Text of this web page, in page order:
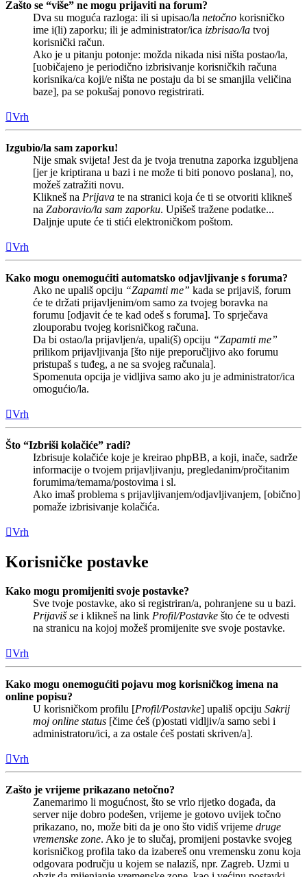
Zašto se “više” ne mogu prijaviti na forum?
Dva su moguća razloga: ili si upisao/la netočno korisničko
ime i(li) zaporku; ili je administrator/ica izbrisao/la tvoj
korisnički račun.
Ako je u pitanju potonje: možda nikada nisi ništa postao/la,
[uobičajeno je periodično izbrisivanje korisničkih računa
korisnika/ca koji/e ništa ne postaju da bi se smanjila veličina
baze], pa se pokušaj ponovo registrirati.
Vrh
Izgubio/la sam zaporku!
Nije smak svijeta! Jest da je tvoja trenutna zaporka izgubljena
[jer je kriptirana u bazi i ne može ti biti ponovo poslana], no,
možeš zatražiti novu.
Klikneš na Prijava te na stranici koja će ti se otvoriti klikneš
na Zaboravio/la sam zaporku. Upišeš tražene podatke...
Daljnje upute će ti stići elektroničkom poštom.
Vrh
Kako mogu onemogućiti automatsko odjavljivanje s foruma?
Ako ne upališ opciju “Zapamti me” kada se prijaviš, forum
će te držati prijavljenim/om samo za tvojeg boravka na
forumu [odjavit će te kad odeš s foruma]. To sprječava
zlouporabu tvojeg korisničkog računa.
Da bi ostao/la prijavljen/a, upali(š) opciju “Zapamti me”
prilikom prijavljivanja [što nije preporučljivo ako forumu
pristupaš s tuđeg, a ne sa svojeg računala].
Spomenuta opcija je vidljiva samo ako ju je administrator/ica
omogućio/la.
Vrh
Što “Izbriši kolačiće” radi?
Izbrisuje kolačiće koje je kreirao phpBB, a koji, inače, sadrže
informacije o tvojem prijavljivanju, pregledanim/pročitanim
forumima/temama/postovima i sl.
Ako imaš problema s prijavljivanjem/odjavljivanjem, [obično]
pomaže izbrisivanje kolačića.
Vrh
Korisničke postavke
Kako mogu promijeniti svoje postavke?
Sve tvoje postavke, ako si registriran/a, pohranjene su u bazi.
Prijaviš se i klikneš na link Profil/Postavke što će te odvesti
na stranicu na kojoj možeš promijenite sve svoje postavke.
Vrh
Kako mogu onemogućiti pojavu mog korisničkog imena na
online popisu?
U korisničkom profilu [Profil/Postavke] upališ opciju Sakrij
moj online status [čime ćeš (p)ostati vidljiv/a samo sebi i
administratoru/ici, a za ostale ćeš postati skriven/a].
Vrh
Zašto je vrijeme prikazano netočno?
Zanemarimo li mogućnost, što se vrlo rijetko događa, da
server nije dobro podešen, vrijeme je gotovo uvijek točno
prikazano, no, može biti da je ono što vidiš vrijeme druge
vremenske zone. Ako je to slučaj, promijeni postavke svojeg
korisničkog profila tako da izabereš onu vremensku zonu koja
odgovara području u kojem se nalaziš, npr. Zagreb. Uzmi u